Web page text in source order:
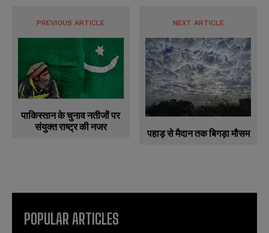
PREVIOUS ARTICLE
पाकिस्तान के चुनाव नतीजों पर
संयुक्त राष्ट्र की नजर
NEXT ARTICLE
पहाड़ से मैदान तक बिगड़ा मौसम
POPULAR ARTICLES